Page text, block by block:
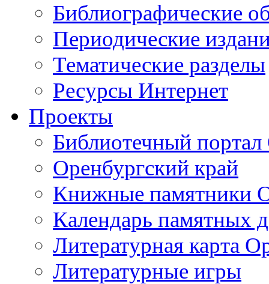
Библиографические
Периодические
Тематические разделы
Ресурсы Интернет
Проекты
Библиотечный портал
Оренбургский край
Книжные памятники
Календарь памятных
Литературная карта
Литературные игры